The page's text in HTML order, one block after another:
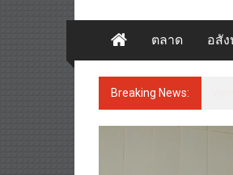
ตลาด อสั
Breaking News: